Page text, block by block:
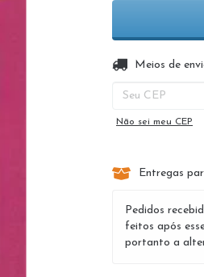
Entregas para o
Meios de
Não sei meu CEP
Entregas
Pedidos
feitos após
portanto a